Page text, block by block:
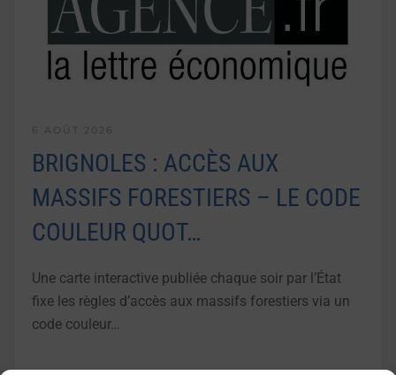
BRIGNOLES : ACCÈS AUX
MASSIFS FORESTIERS – LE CODE
COULEUR QUOT…
Une carte interactive publiée chaque soir par l’État
fixe les règles d’accès aux massifs forestiers via un
code couleur…